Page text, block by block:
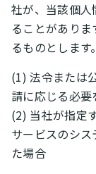
社が、当該個
ることがあり
るものとします。
(1) 法令または
請に応じる必
(2) 当社が指定
サービスのシ
た場合